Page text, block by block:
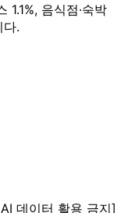
1.1%, 음식점·숙박
.
데이터 활용 금지]